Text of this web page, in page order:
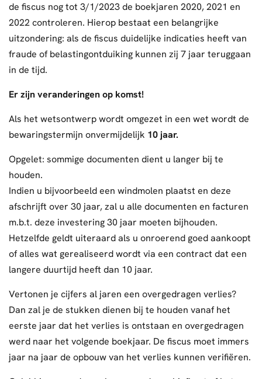
de fiscus nog tot 3/1/2023 de boekjaren 2020, 2021 en
2022 controleren. Hierop bestaat een belangrijke
uitzondering: als de fiscus duidelijke indicaties heeft van
fraude of belastingontduiking kunnen zij 7 jaar teruggaan
in de tijd.
Er zijn veranderingen op komst!
Als het wetsontwerp wordt omgezet in een wet wordt de
bewaringstermijn onvermijdelijk 10 jaar.
Opgelet: sommige documenten dient u langer bij te
houden.
Indien u bijvoorbeeld een windmolen plaatst en deze
afschrijft over 30 jaar, zal u alle documenten en facturen
m.b.t. deze investering 30 jaar moeten bijhouden.
Hetzelfde geldt uiteraard als u onroerend goed aankoopt
of alles wat gerealiseerd wordt via een contract dat een
langere duurtijd heeft dan 10 jaar.
Vertonen je cijfers al jaren een overgedragen verlies?
Dan zal je de stukken dienen bij te houden vanaf het
eerste jaar dat het verlies is ontstaan en overgedragen
werd naar het volgende boekjaar. De fiscus moet immers
jaar na jaar de opbouw van het verlies kunnen verifiëren.